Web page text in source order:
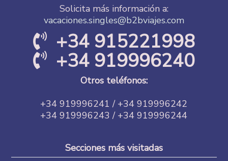
Solicita más información a:
vacaciones.singles@b2bviajes.com
+34 915221998
+34 919996240
Otros teléfonos:
+34 919996241 / +34 919996242
+34 919996243 / +34 919996244
Secciones más visitadas